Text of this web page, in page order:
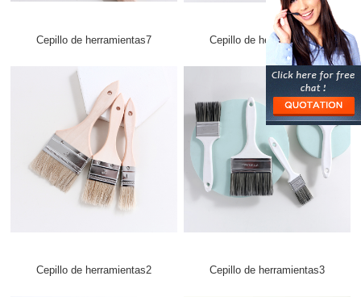
Cepillo de herramientas7 Cepillo de herramientas8
Cepillo de herramientas2 Cepillo de herramientas3